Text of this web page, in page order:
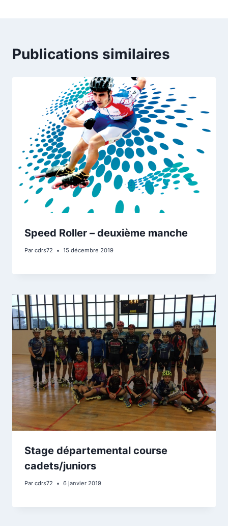
Publications similaires
Speed Roller – deuxième manche
Par cdrs72 15 décembre 2019
Stage départemental course
cadets/juniors
Par cdrs72 6 janvier 2019